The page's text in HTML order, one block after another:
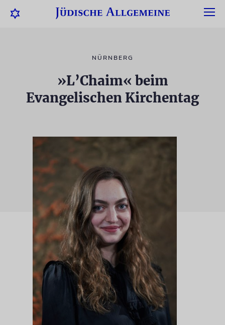
NÜRNBERG
»L’Chaim« beim
Evangelischen Kirchentag